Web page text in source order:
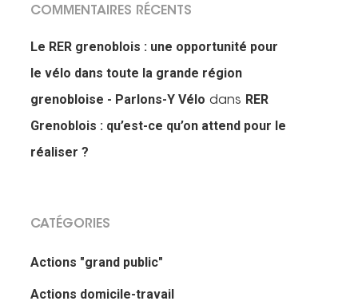
COMMENTAIRES RÉCENTS
Le RER grenoblois : une opportunité pour
le vélo dans toute la grande région
grenobloise - Parlons-Y Vélo dans RER
Grenoblois : qu’est-ce qu’on attend pour le
réaliser ?
CATÉGORIES
Actions "grand public"
Actions domicile-travail